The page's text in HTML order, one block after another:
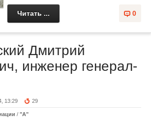
0
Читать ...
Дмитрий
инженер генерал-
13:29 29
/ "А"